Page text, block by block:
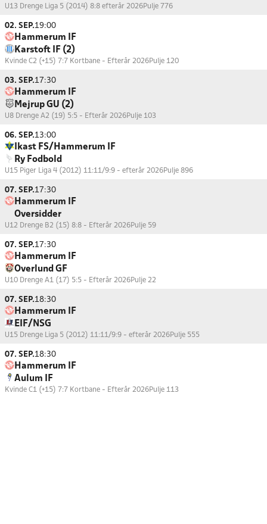
U13 Drenge Liga 5 (2014) 8:8 efterår 2026Pulje 776
02. SEP.19:00
Hammerum IF
Karstoft IF (2)
Kvinde C2 (+15) 7:7 Kortbane - Efterår 2026Pulje 120
03. SEP.17:30
Hammerum IF
Mejrup GU (2)
U8 Drenge A2 (19) 5:5 - Efterår 2026Pulje 103
06. SEP.13:00
Ikast FS/Hammerum IF
Ry Fodbold
U15 Piger Liga 4 (2012) 11:11/9:9 - efterår 2026Pulje 896
07. SEP.17:30
Hammerum IF
Oversidder
U12 Drenge B2 (15) 8:8 - Efterår 2026Pulje 59
07. SEP.17:30
Hammerum IF
Overlund GF
U10 Drenge A1 (17) 5:5 - Efterår 2026Pulje 22
07. SEP.18:30
Hammerum IF
EIF/NSG
U15 Drenge Liga 5 (2012) 11:11/9:9 - efterår 2026Pulje 555
07. SEP.18:30
Hammerum IF
Aulum IF
Kvinde C1 (+15) 7:7 Kortbane - Efterår 2026Pulje 113